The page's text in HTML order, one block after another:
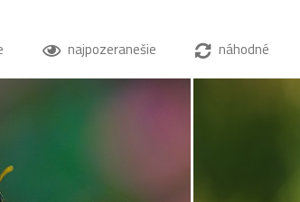
najpozeranešie náhodné